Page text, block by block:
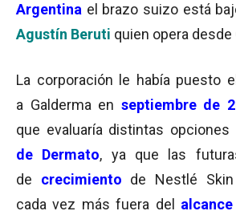
Argentina el brazo suizo está
Agustín Beruti quien opera desde
La corporación le había puesto
a Galderma en septiembre de
que evaluaría distintas opciones
de Dermato, ya que las
de crecimiento de Nestlé
cada vez más fuera del